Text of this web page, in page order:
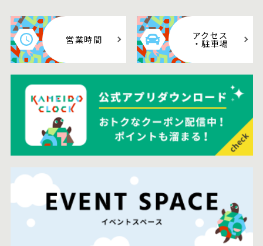
営業時間 アクセス
・駐車場